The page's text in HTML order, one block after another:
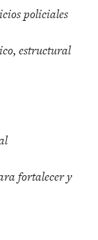
policiales
estructural
fortalecer y